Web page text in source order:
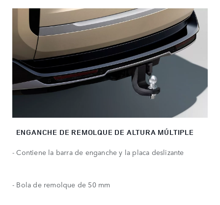
ENGANCHE DE REMOLQUE DE ALTURA MÚLTIPLE
- Contiene la barra de enganche y la placa deslizante
- Bola de remolque de 50 mm